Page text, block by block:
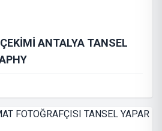
ANTALYA TANSEL